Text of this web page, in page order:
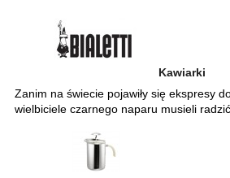
Kawiarki
Zanim na świecie pojawiły się ekspresy
wielbiciele czarnego naparu musieli
pozwoliły na szybkie przyrządzenie
miłośników tych maleńkich urządzeń
powodzeniem zastępują profesjonalne